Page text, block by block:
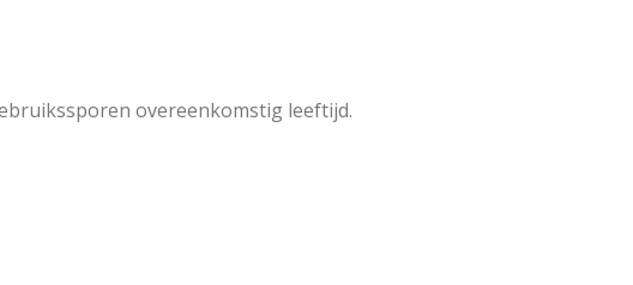
overeenkomstig leeftijd.